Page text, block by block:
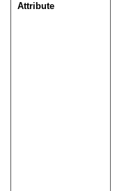
Attribute